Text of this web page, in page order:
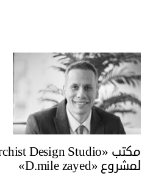
لمشروع «D.mile zayed»